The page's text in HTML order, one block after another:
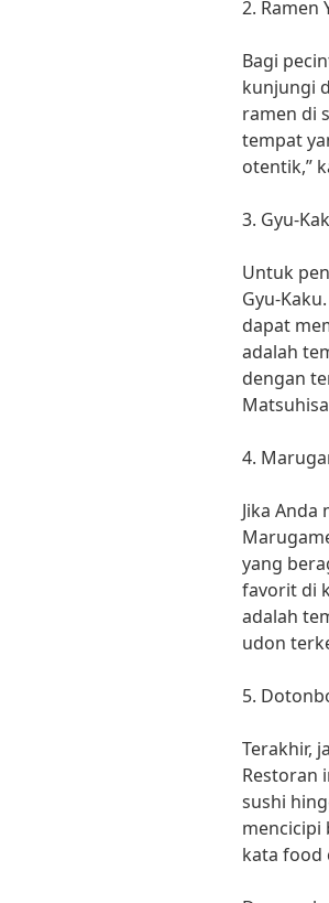
2. Ramen
Bagi
kunjungi
ramen di
tempat
otentik,”
3. Gyu-
Untuk
Gyu-
dapat
adalah
dengan
4.
Jika
yang
favorit di
adalah
udon
5.
Terakhir,
Restoran
sushi
mencicipi
kata food